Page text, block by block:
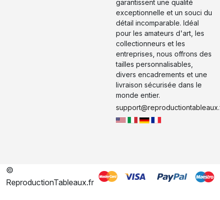
garantissent une qualité
exceptionnelle et un souci du
détail incomparable. Idéal
pour les amateurs d'art, les
collectionneurs et les
entreprises, nous offrons des
tailles personnalisables,
divers encadrements et une
livraison sécurisée dans le
monde entier.
©
ReproductionTableaux.fr